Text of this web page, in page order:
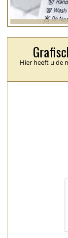
Hier heeft u de